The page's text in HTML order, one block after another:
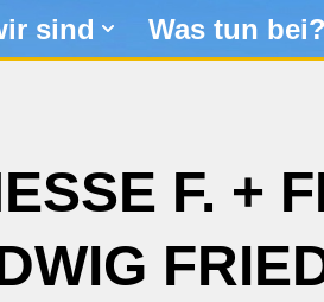
sind Was tun bei?
F. +